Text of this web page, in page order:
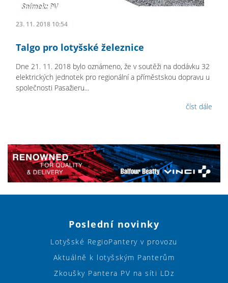
23. 11. 2018 10:54
Talgo pro lotyšské železnice
Dne 21. 11. 2018 bylo oznámeno, že v soutěži na dodávku 32
elektrických jednotek pro regionální a příměstskou dopravu u
společnosti Pasažieru...
číst dále
Poslední novinky
Lotyšské RegioPantery v provozu
Aktuálně k lotyšským Panterům
Zkoušky Pantera PV na síti LDz